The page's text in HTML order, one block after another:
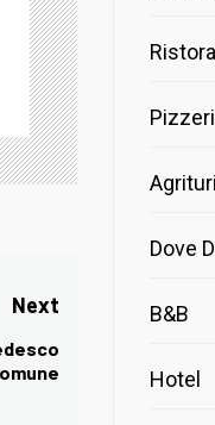
Next
Next
Dove
B&B
Hotel